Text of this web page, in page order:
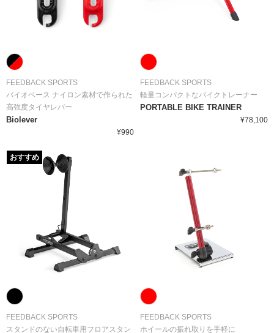
FEEDBACK SPORTS
バイオベース ナイロン素材で作られた
高強度タイヤレバー
Biolever
¥990
FEEDBACK SPORTS
軽量コンパクトなバイクトレーナー
PORTABLE BIKE TRAINER
¥78,100
FEEDBACK SPORTS
スタンドのない自転車用フロアスタン
おすすめ
FEEDBACK SPORTS
ホイールの振れ取りを手軽に